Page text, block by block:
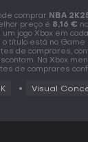
comprar NBA
preço é 8,16 €
um jogo Xbox em
o título está no Game
de comprares,
Na Xbox
de comprares
Visual